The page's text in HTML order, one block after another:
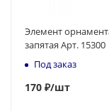
Элемент
запятая Арт. 15300
Под заказ
170 ₽/шт